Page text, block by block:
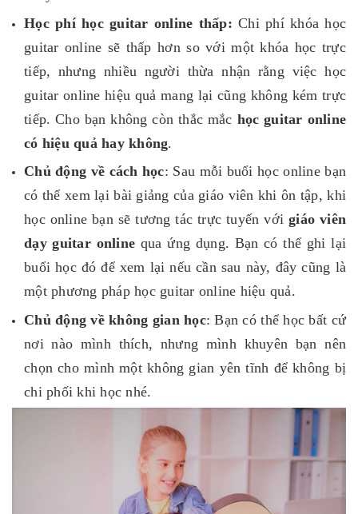
Học phí học guitar online thấp: Chi phí khóa học
guitar online sẽ thấp hơn so với một khóa học trực
tiếp, nhưng nhiều người thừa nhận rằng việc học
guitar online hiệu quả mang lại cũng không kém trực
tiếp. Cho bạn không còn thắc mắc học guitar online
có hiệu quả hay không.
Chủ động về cách học: Sau mỗi buổi học online bạn
có thể xem lại bài giảng của giáo viên khi ôn tập, khi
học online bạn sẽ tương tác trực tuyến vớigiáo viên
dạy guitar online qua ứng dụng. Bạn có thể ghi lại
buổi học đó để xem lại nếu cần sau này, đây cũng là
một phương pháp học guitar online hiệu quả.
Chủ động về không gian học: Bạn có thể học bất cứ
nơi nào mình thích, nhưng mình khuyên bạn nên
chọn cho mình một không gian yên tĩnh để không bị
chi phối khi học nhé.